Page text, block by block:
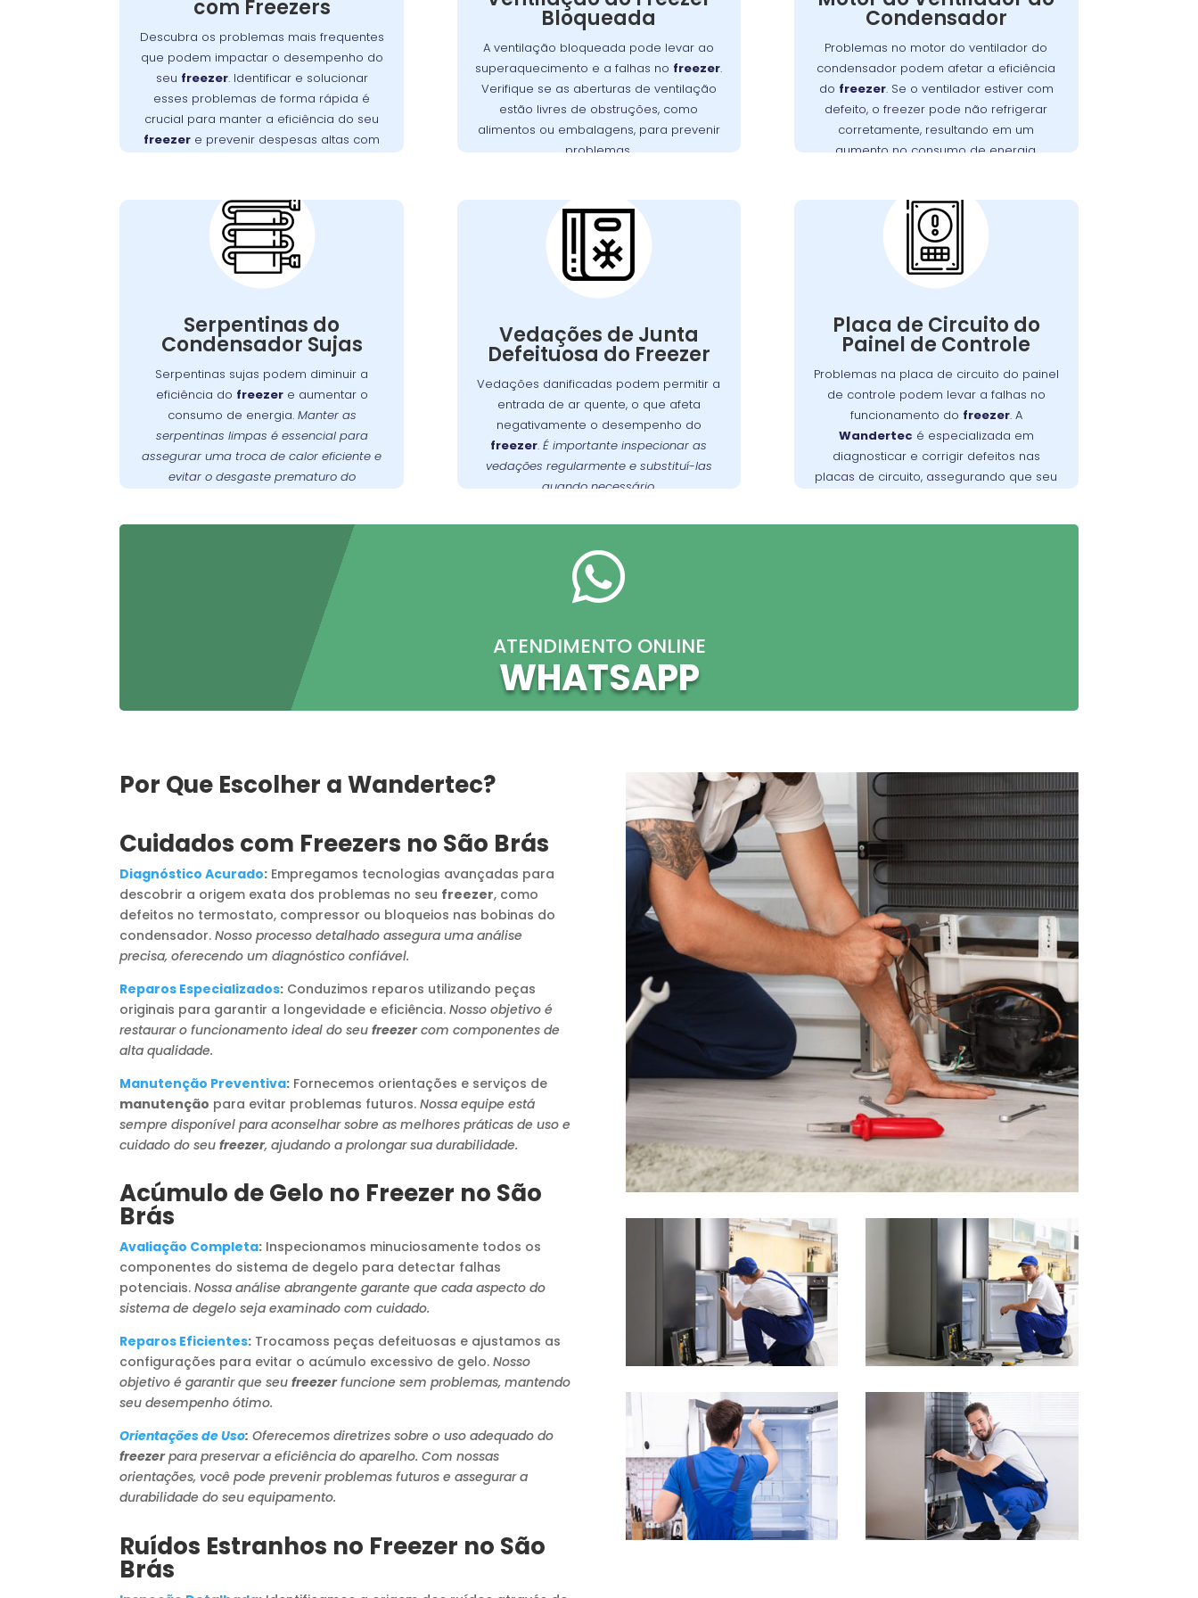
com Freezers
Descubra os problemas mais frequentes
que podem impactar o desempenho do
seu freezer. Identificar e solucionar
esses problemas de forma rápida é
crucial para manter a eficiência do seu
freezer e prevenir despesas altas com
resolver esses problemas rapidamente é
essencial para manter a eficiência do seu
freezer e evitar altos custos com reparos
A
Wandertec
, no São Brás, oferece
serviços especializados para
diagnosticar e corrigir esses problemas,
Bloqueada
A ventilação bloqueada pode levar ao
superaquecimento e a falhas no freezer.
Verifique se as aberturas de ventilação
estão livres de obstruções, como
alimentos ou embalagens, para prevenir
problemas.
sistema de refrigeração do
freezer
.
Garanta que as aberturas de ventilação
estejam livres de bloqueios, como
alimentos ou embalagens
. Manter uma
boa ventilação é essencial para
assegurar a eficiência e a longevidade
do
freezer
, prevenindo custos extras
com reparos.
Condensador
Problemas no motor do ventilador do
condensador podem afetar a eficiência
do freezer. Se o ventilador estiver com
defeito, o freezer pode não refrigerar
corretamente, resultando em um
aumento no consumo de energia.
corretamente, o freezer pode ter
Wandertec
substituições de motores defeituosos,
assegurando que seu
Serpentinas do
Condensador Sujas
Serpentinas sujas podem diminuir a
eficiência do freezere aumentar o
consumo de energia. Manter as
serpentinas limpas é essencial para
assegurar uma troca de calor eficiente e
evitar o desgaste prematuro do
Limpeza das
Serpentinas do
Condensador no
São Brás
condensador podem acumular sujeira e
poeira, o que pode comprometer a
eficiência do
serpentinas limpas é fundamental para
assegurar uma troca de calor eficaz e
prevenir o desgaste prematuro do
compressor
. A
Wandertec
oferece
serviços especializados de limpeza e
manutenção preventiva para garantir
condições ideais.
Vedações de Junta
Defeituosa do Freezer
Vedações danificadas podem permitir a
entrada de ar quente, o que afeta
negativamente o desempenho do
freezer.É importante inspecionar as
vedações regularmente e substituí-las
quando necessário.
Essenciais com as
Vedações do
Freezer no São Brás
Vedações de junta com defeito são uma
entrada de ar quente no
freezer
,
obrigando o motor a trabalhar mais para
manter a temperatura interna.
É
fundamental verificar as vedações
regularmente e substituí-las quando
necessário para garantir uma vedação
adequada
. A
Wandertec
no São
Brás oferece serviços de inspeção e
substituição de vedações, garantindo a
Placa de Circuito do
Painel de Controle
Problemas na placa de circuito do painel
de controle podem levar a falhas no
funcionamento do freezer. A
Wandertec é especializada em
diagnosticar e corrigir defeitos nas
placas de circuito, assegurando que seu
Problemas com a
Placa de Circuito do
Painel de Controle:
A placa de circuito do painel de controle
nessa placa podem resultar em
problemas com o controle de
funcionamentos
. Os técnicos da
no São Brás são
falhas nas placas de circuito, garantindo
freezer
opere de forma
confiável e eficiente.

ATENDIMENTO ONLINE
WHATSAPP
Por Que Escolher a Wandertec?
Cuidados com Freezers no São Brás
Diagnóstico Acurado: Empregamos tecnologias avançadas para
descobrir a origem exata dos problemas no seu freezer, como
defeitos no termostato, compressor ou bloqueios nas bobinas do
condensador.Nosso processo detalhado assegura uma análise
precisa, oferecendo um diagnóstico confiável.
Reparos Especializados: Conduzimos reparos utilizando peças
originais para garantir a longevidade e eficiência.Nosso objetivo é
restaurar o funcionamento ideal do seufreezercom componentes de
alta qualidade.
Manutenção Preventiva: Fornecemos orientações e serviços de
manutenção para evitar problemas futuros.Nossa equipe está
sempre disponível para aconselhar sobre as melhores práticas de uso e
cuidado do seufreezer, ajudando a prolongar sua durabilidade.
Acúmulo de Gelo no Freezer no São
Brás
Avaliação Completa: Inspecionamos minuciosamente todos os
componentes do sistema de degelo para detectar falhas
potenciais.Nossa análise abrangente garante que cada aspecto do
sistema de degelo seja examinado com cuidado.
Reparos Eficientes: Trocamoss peças defeituosas e ajustamos as
configurações para evitar o acúmulo excessivo de gelo.Nosso
objetivo é garantir que seufreezerfuncione sem problemas, mantendo
seu desempenho ótimo.
Orientações de Uso: Oferecemos diretrizes sobre o uso adequado do
freezerpara preservar a eficiência do aparelho. Com nossas
orientações, você pode prevenir problemas futuros e assegurar a
durabilidade do seu equipamento.
Ruídos Estranhos no Freezer no São
Brás